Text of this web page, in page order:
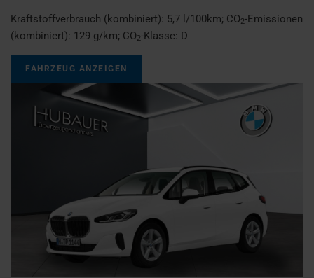
Kraftstoffverbrauch (kombiniert): 5,7 l/100km; CO2-Emissionen
(kombiniert): 129 g/km; CO2-Klasse: D
FAHRZEUG ANZEIGEN